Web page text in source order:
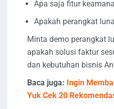
Apa saja fitur
Apakah perangkat
Minta demo perangkat
apakah solusi faktur
dan kebutuhan bisnis
Baca juga: Ingin
Yuk Cek 20